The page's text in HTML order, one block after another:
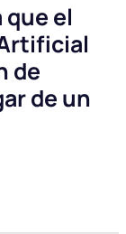
que el
de
de un